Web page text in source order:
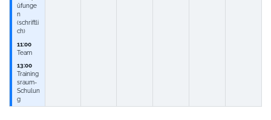
üfunge
n
(schriftli
ch)
11:00
Team
13:00
Training
sraum-
Schulun
g